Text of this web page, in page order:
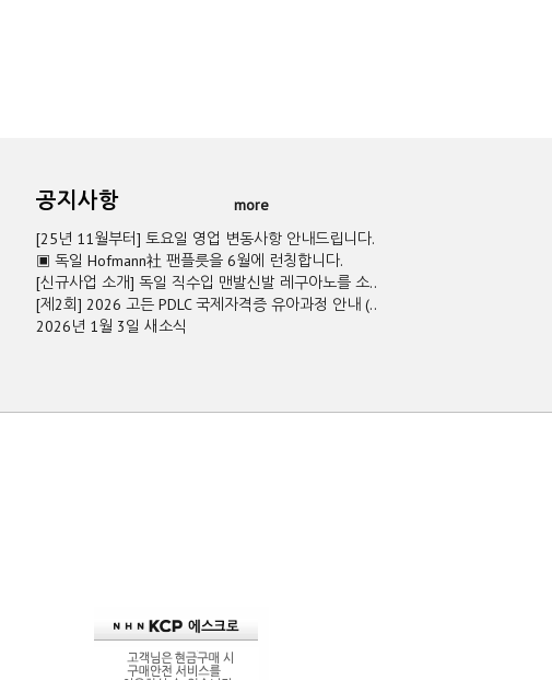
공지사항
more
[25년 11월부터] 토요일 영업 변동사항 안내드립니다.
▣ 독일 Hofmann社 팬플릇을 6월에 런칭합니다.
[신규사업 소개] 독일 직수입 맨발신발 레구아노를 소..
[제2회] 2026 고든 PDLC 국제자격증 유아과정 안내 (..
2026년 1월 3일 새소식